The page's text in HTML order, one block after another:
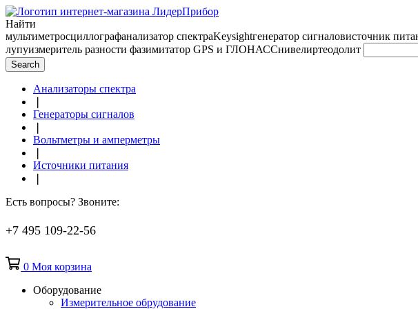
Найти
мультиметросциллографанализатор спектраKeysightгенератор сигналовисточник
лупуизмеритель разности фазимитатор GPS и ГЛОНАССнивелиртеодолит
Search
Анализаторы спектра
Генераторы сигналов
Вольтметры и амперметры
Источники питания
Есть вопросы? Звоните:
+7 495 109-22-56
0 Моя корзина
Оборудование
Измерительное обрудование